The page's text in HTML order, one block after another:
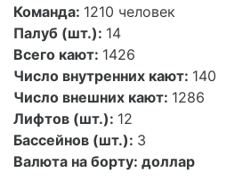
Команда: 1210 человек
Палуб (шт.): 14
Всего кают: 1426
Число внутренних кают: 140
Число внешних кают: 1286
Лифтов (шт.): 12
Бассейнов (шт.): 3
Валюта на борту: доллар